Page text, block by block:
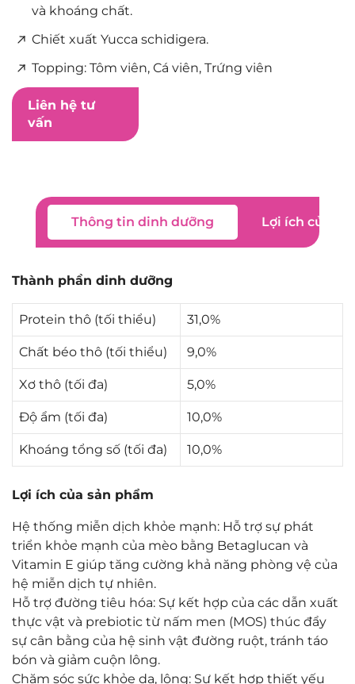
và khoáng chất.
Chiết xuất Yucca schidigera.
Topping: Tôm viên, Cá viên, Trứng viên
Liên hệ tư
vấn
Thông tin dinh dưỡng Lợi ích của
Thành phần dinh dưỡng
Protein thô (tối thiểu) 31,0%
Chất béo thô (tối thiểu) 9,0%
Xơ thô (tối đa) 5,0%
Độ ẩm (tối đa) 10,0%
Khoáng tổng số (tối đa) 10,0%
Lợi ích của sản phẩm
Hệ thống miễn dịch khỏe mạnh: Hỗ trợ sự phát
triển khỏe mạnh của mèo bằng Betaglucan và
Vitamin E giúp tăng cường khả năng phòng vệ của
hệ miễn dịch tự nhiên.
Hỗ trợ đường tiêu hóa: Sự kết hợp của các dẫn xuất
thực vật và prebiotic từ nấm men (MOS) thúc đẩy
sự cân bằng của hệ sinh vật đường ruột, tránh táo
bón và giảm cuộn lông.
Chăm sóc sức khỏe da, lông: Sự kết hợp thiết yếu